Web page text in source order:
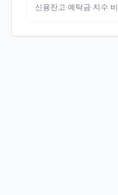
신용잔고·예탁금·지수